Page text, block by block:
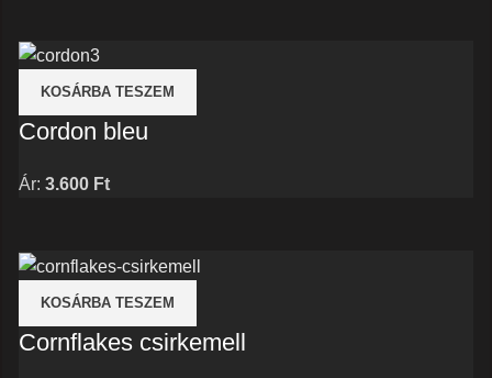
KOSÁRBA TESZEM
Cordon bleu
Ár: 3.600 Ft
KOSÁRBA TESZEM
Cornflakes csirkemell